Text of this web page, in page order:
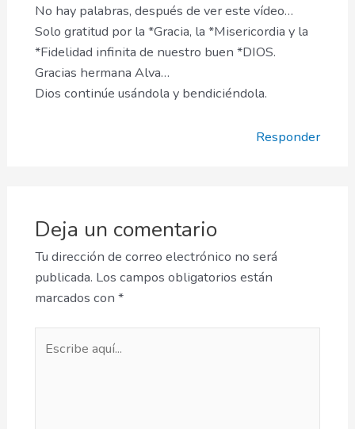
No hay palabras, después de ver este vídeo…
Solo gratitud por la *Gracia, la *Misericordia y la
*Fidelidad infinita de nuestro buen *DIOS.
Gracias hermana Alva…
Dios continúe usándola y bendiciéndola.
Responder
Deja un comentario
Tu dirección de correo electrónico no será
publicada. Los campos obligatorios están
marcados con *
aquí...